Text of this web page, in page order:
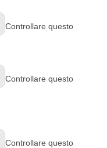
Controllare questo
Controllare questo
Controllare questo